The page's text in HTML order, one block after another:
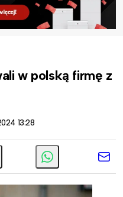
w polską firmę z
13:28